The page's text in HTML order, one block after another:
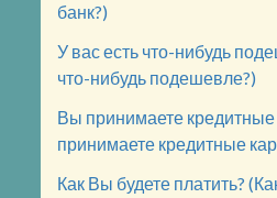
банк?)
У вас есть что-нибудь
что-нибудь подешевле?)
Вы принимаете
принимаете кредитные
Как Вы будете платить?